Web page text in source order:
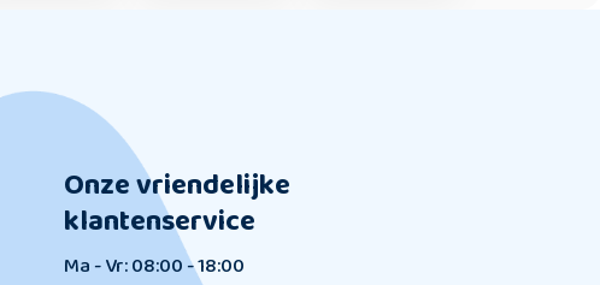
Onze vriendelijke
klantenservice
Ma - Vr: 08:00 - 18:00